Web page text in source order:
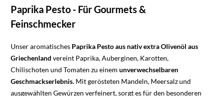
Paprika Pesto - Für Gourmets &
Feinschmecker
Unser aromatisches Paprika Pesto aus nativ extra Olivenöl aus
Griechenland vereint Paprika, Auberginen, Karotten,
Chilischoten und Tomaten zu einemunverwechselbaren
Geschmackserlebnis. Mit gerösteten Mandeln, Meersalz und
ausgewählten Gewürzen verfeinert, sorgt es für den besonderen